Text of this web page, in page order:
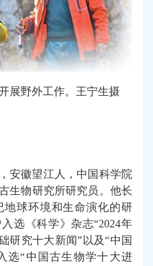
展野外工作。王宁生摄
安徽望江人，中国科学院
生物研究所研究员。他长
球环境和生命演化的研
选《科学》杂志“2024年
研究十大新闻”以及“中国
选“中国古生物学十大进